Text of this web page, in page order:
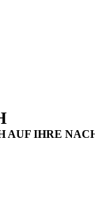
AUF IHRE